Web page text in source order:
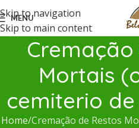
Skip to navigation
Skip to main content
MENU
Mortais
cemiterio
Home Cremação de Restos